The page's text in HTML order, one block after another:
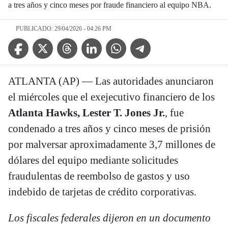
a tres años y cinco meses por fraude financiero al equipo NBA.
PUBLICADO: 29/04/2026 - 04:26 PM
Facebook IconTwitter IconThreads IconLinkedin IconWhatsApp IconTelegram Icon
ATLANTA (AP) — Las autoridades anunciaron
el miércoles que el exejecutivo financiero de los
Atlanta Hawks, Lester T. Jones Jr., fue
condenado a tres años y cinco meses de prisión
por malversar aproximadamente 3,7 millones de
dólares del equipo mediante solicitudes
fraudulentas de reembolso de gastos y uso
indebido de tarjetas de crédito corporativas.
Los fiscales federales dijeron en un documento